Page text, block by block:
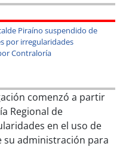
Piraíno suspendido de
por irregularidades
Contraloría
comenzó a partir
Regional de
en el uso de
administración para